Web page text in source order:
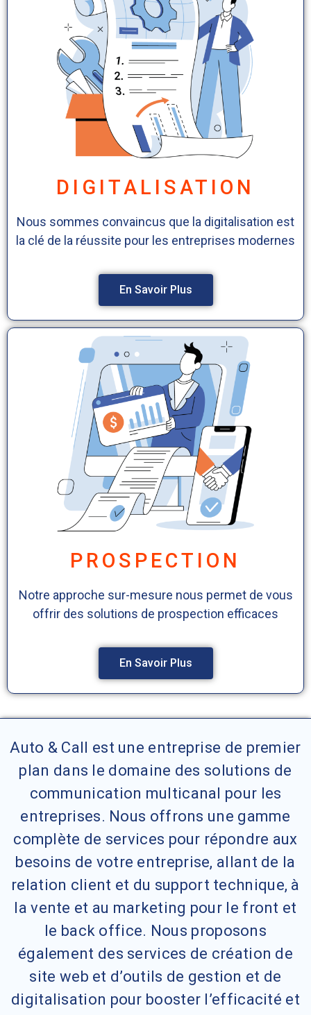
DIGITALISATION
Nous sommes convaincus que la digitalisation est
la clé de la réussite pour les entreprises modernes
En Savoir Plus
PROSPECTION
Notre approche sur-mesure nous permet de vous
offrir des solutions de prospection efficaces
En Savoir Plus
Auto & Call est une entreprise de premier
plan dans le domaine des solutions de
communication multicanal pour les
entreprises. Nous offrons une gamme
complète de services pour répondre aux
besoins de votre entreprise, allant de la
relation client et du support technique, à
la vente et au marketing pour le front et
le back office. Nous proposons
également des services de création de
site web et d’outils de gestion et de
digitalisation pour booster l’efficacité et